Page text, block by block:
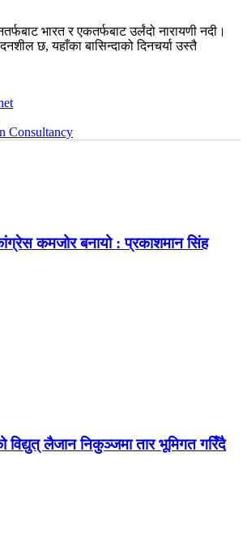
भारत र एकतर्फबाट उर्लंदो नारायणी नदी।
छ, यहाँका बासिन्दाको दिनचर्या उस्तै
कमजोर बनायो : प्रकाशमान सिंह
विद्युत् लैजान निकुञ्जमा तार भूमिगत गरिँदै